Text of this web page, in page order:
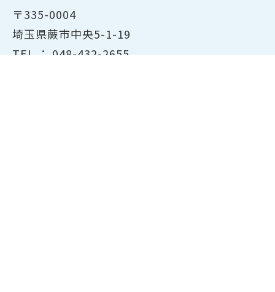
〒335-0004
埼玉県蕨市中央5-1-19
TEL ： 048-432-2655